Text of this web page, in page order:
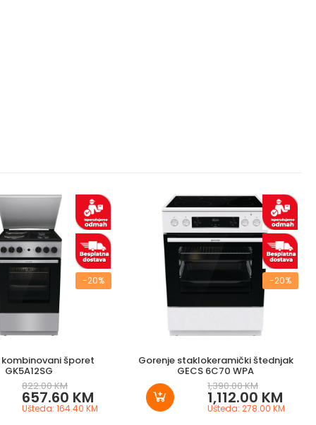
-20%
kombinovani šporet
GK5A12SG
822.00 KM
657.60 KM
Ušteda: 164.40 KM
-20%
Gorenje staklokeramički štednjak
GECS 6C70 WPA
1,390.00 KM
1,112.00 KM
Ušteda: 278.00 KM